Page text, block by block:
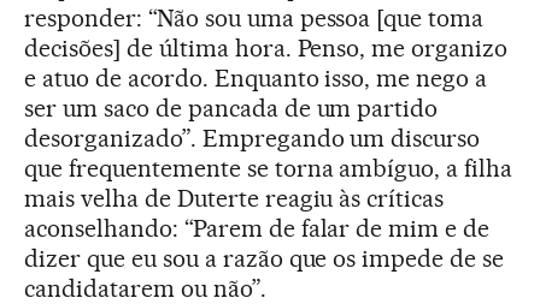
responder: “Não sou uma pessoa [que toma
decisões] de última hora. Penso, me organizo
e atuo de acordo. Enquanto isso, me nego a
ser um saco de pancada de um partido
desorganizado”. Empregando um discurso
que frequentemente se torna ambíguo, a filha
mais velha de Duterte reagiu às críticas
aconselhando: “Parem de falar de mim e de
dizer que eu sou a razão que os impede de se
candidatarem ou não”.